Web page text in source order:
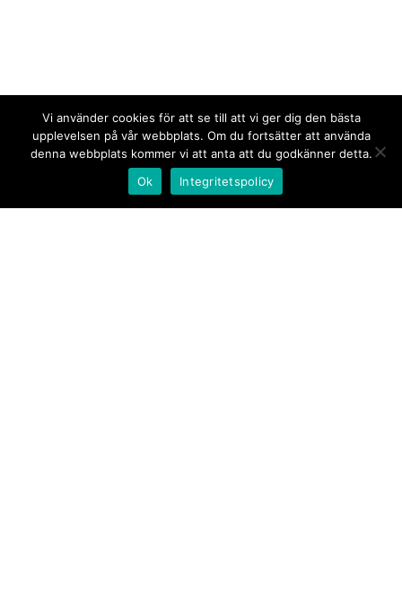
Vi använder cookies för att se till att vi ger dig den bästa
upplevelsen på vår webbplats. Om du fortsätter att använda
denna webbplats kommer vi att anta att du godkänner detta.
Ok
Integritetspolicy